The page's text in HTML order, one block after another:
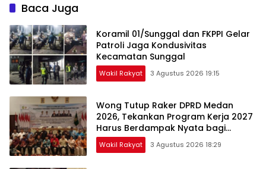
Baca Juga
Koramil 01/Sunggal dan FKPPI Gelar
Patroli Jaga Kondusivitas
Kecamatan Sunggal
Wakil Rakyat 3 Agustus 2026 19:15
Wong Tutup Raker DPRD Medan
2026, Tekankan Program Kerja 2027
Harus Berdampak Nyata bagi
Masyarakat
Wakil Rakyat 3 Agustus 2026 18:29